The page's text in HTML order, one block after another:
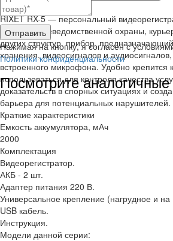
Отправить
Нажимая на кнопку, я согласен с
Политики конфиденциальности
Посмотрите
Краткое описание
RIXET RX-5 — персональный
полиции, вневедомственной охраны,
других структур. прибор,
хранения, видеосигналов и
встроенного микрофона. Удобно крепится
использоваться для контроля качества
доказательств в спорных ситуациях и
барьера для потенциальных нарушителей.
Краткие характеристики
Емкость аккумулятора, мАч
2000
Комплектация
Видеорегистратор.
АКБ - 2 шт.
Адаптер питания 220 В.
Универсальное крепление (нагрудное и
USB кабель.
Инструкция.
Модели данной серии: